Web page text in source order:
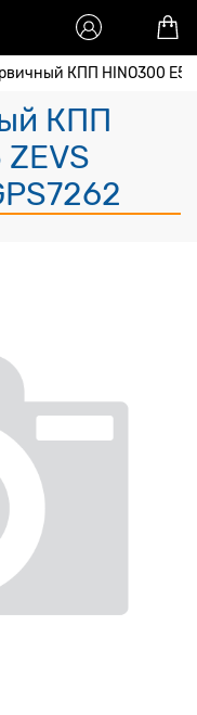
КПП HINO300 Е5
КПП